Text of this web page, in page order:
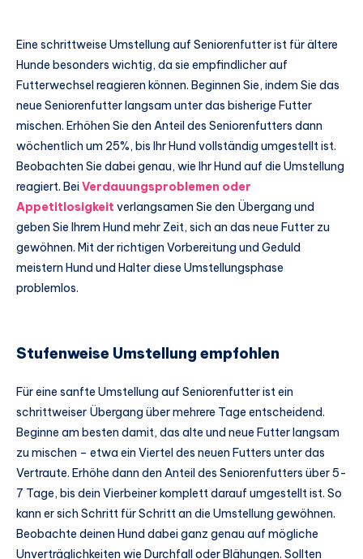
Eine schrittweise Umstellung auf Seniorenfutter ist für ältere
Hunde besonders wichtig, da sie empfindlicher auf
Futterwechsel reagieren können. Beginnen Sie, indem Sie das
neue Seniorenfutter langsam unter das bisherige Futter
mischen. Erhöhen Sie den Anteil des Seniorenfutters dann
wöchentlich um 25%, bis Ihr Hund vollständig umgestellt ist.
Beobachten Sie dabei genau, wie Ihr Hund auf die Umstellung
reagiert. BeiVerdauungsproblemen oder
Appetitlosigkeit verlangsamen Sie den Übergang und
geben Sie Ihrem Hund mehr Zeit, sich an das neue Futter zu
gewöhnen. Mit der richtigen Vorbereitung und Geduld
meistern Hund und Halter diese Umstellungsphase
problemlos.
Stufenweise Umstellung empfohlen
Für eine sanfte Umstellung auf Seniorenfutter ist ein
schrittweiser Übergang über mehrere Tage entscheidend.
Beginne am besten damit, das alte und neue Futter langsam
zu mischen – etwa ein Viertel des neuen Futters unter das
Vertraute. Erhöhe dann den Anteil des Seniorenfutters über 5-
7 Tage, bis dein Vierbeiner komplett darauf umgestellt ist. So
kann er sich Schritt für Schritt an die Umstellung gewöhnen.
Beobachte deinen Hund dabei ganz genau auf mögliche
Unverträglichkeiten wie Durchfall oder Blähungen. Sollten